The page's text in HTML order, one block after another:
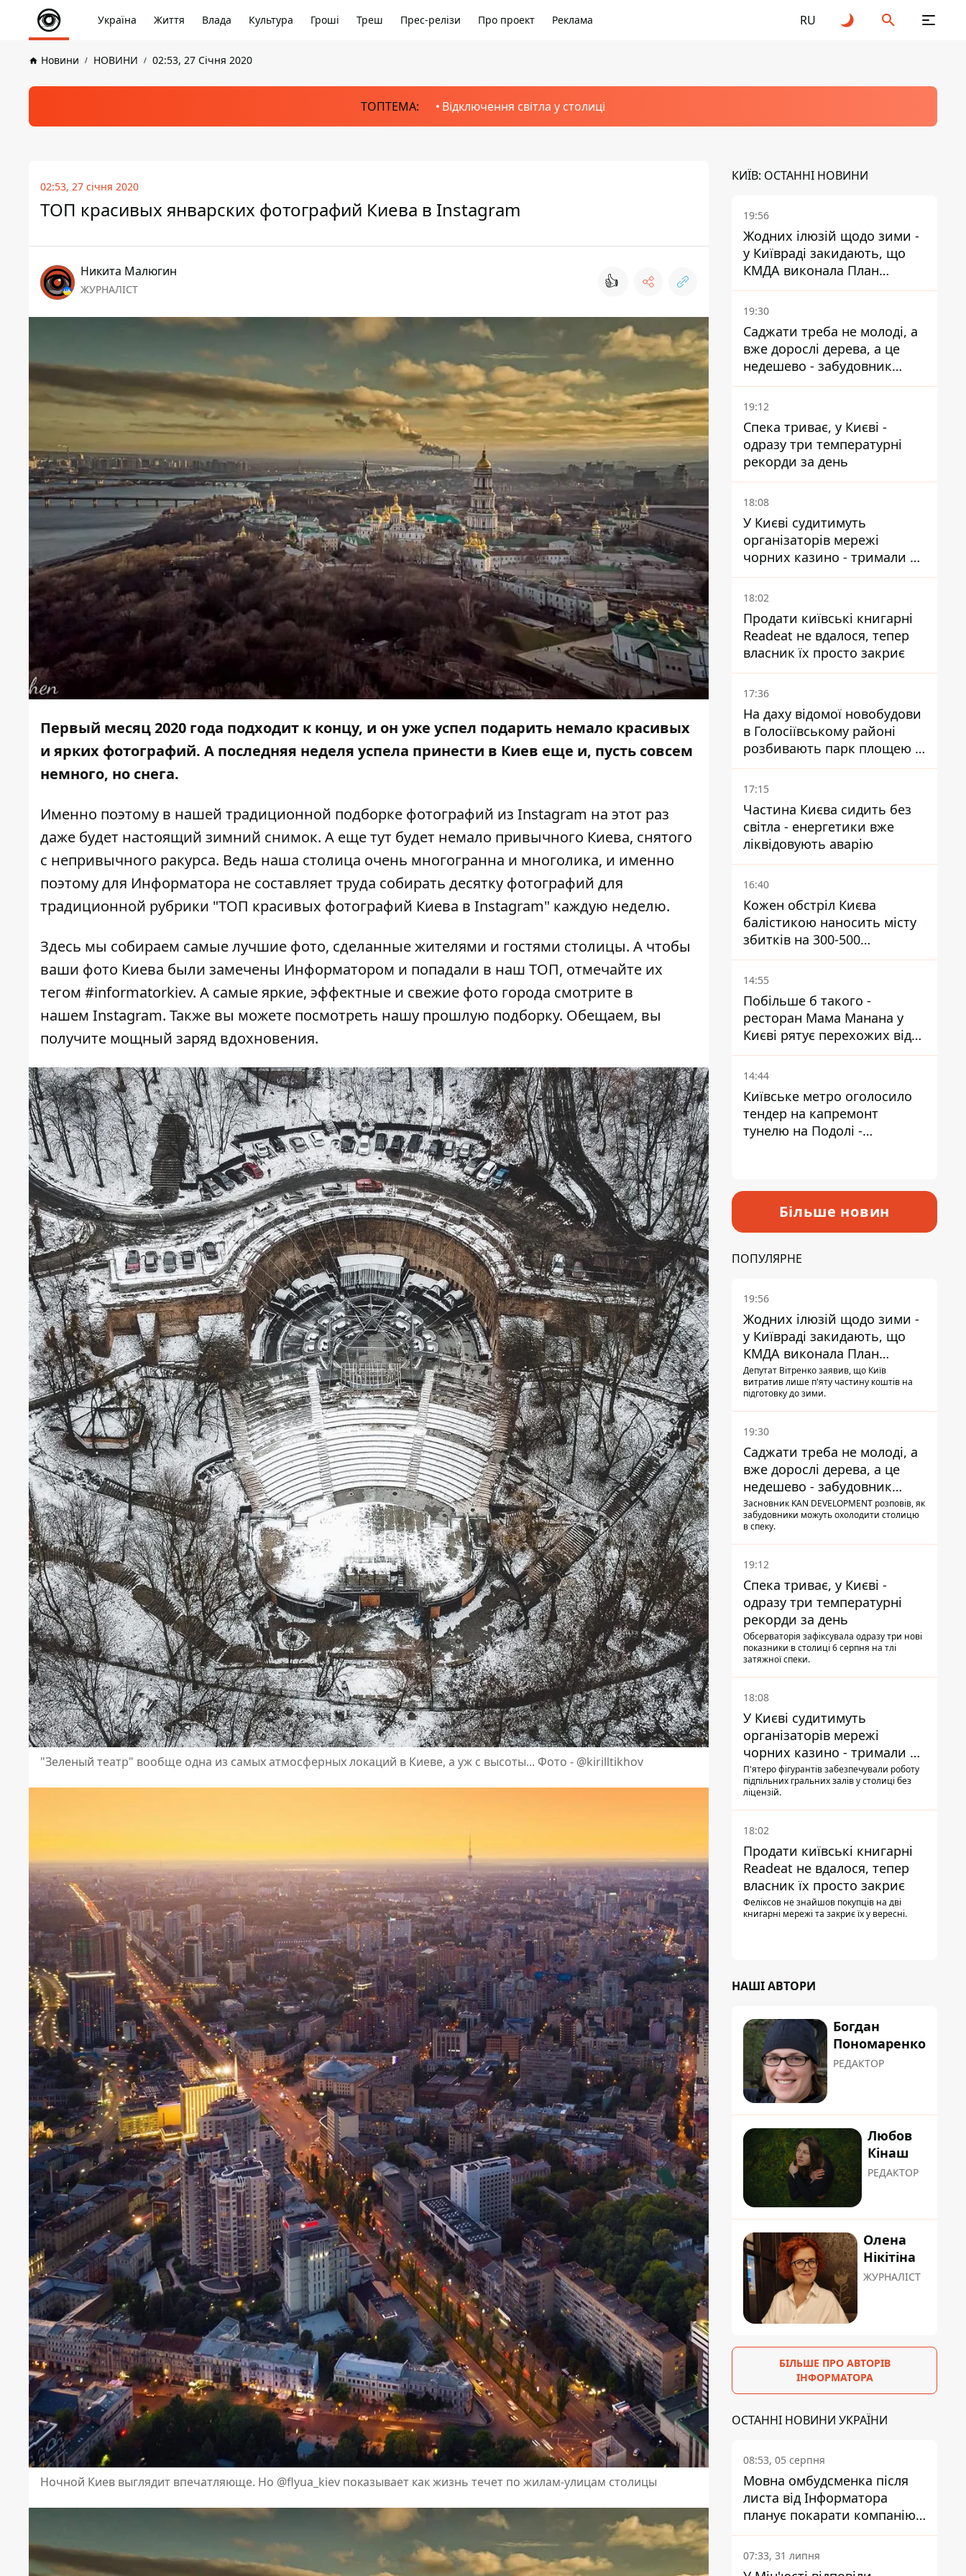
Україна Життя Влада Культура Гроші Треш Прес-релізи Про проект Реклама RU
Новини НОВИНИ 02:53, 27 Січня 2020
ТОПТЕМА: Відключення світла у столиці
02:53, 27 січня 2020
ТОП красивых январских фотографий Киева в Instagram
Никита Малюгин
ЖУРНАЛІСТ 👍
Первый месяц 2020 года подходит к концу, и он уже успел подарить немало красивых
и ярких фотографий. А последняя неделя успела принести в Киев еще и, пусть совсем
немного, но снега.
Именно поэтому в нашей традиционной подборке фотографий из Instagram на этот раз
даже будет настоящий зимний снимок. А еще тут будет немало привычного Киева, снятого
с непривычного ракурса. Ведь наша столица очень многогранна и многолика, и именно
поэтому для Информатора не составляет труда собирать десятку фотографий для
традиционной рубрики "ТОП красивых фотографий Киева в Instagram" каждую неделю.
Здесь мы собираем самые лучшие фото, сделанные жителями и гостями столицы. А чтобы
ваши фото Киева были замечены Информатором и попадали в наш ТОП, отмечайте их
тегом #informatorkiev. А самые яркие, эффектные и свежие фото города смотрите в
нашем Instagram. Также вы можете посмотреть нашу прошлую подборку. Обещаем, вы
получите мощный заряд вдохновения.
"Зеленый театр" вообще одна из самых атмосферных локаций в Киеве, а уж с высоты... Фото - @kirilltikhov
Ночной Киев выглядит впечатляюще. Но @flyua_kiev показывает как жизнь течет по жилам-улицам столицы
КИЇВ: ОСТАННІ НОВИНИ
19:56
Жодних ілюзій щодо зими -
у Київраді закидають, що
КМДА виконала План
стійкості на 20%
19:30
Саджати треба не молоді, а
вже дорослі дерева, а це
недешево - забудовник
Ніконов
19:12
Спека триває, у Києві -
одразу три температурні
рекорди за день
18:08
У Києві судитимуть
організаторів мережі
чорних казино - тримали 39
закладів
18:02
Продати київські книгарні
Readeat не вдалося, тепер
власник їх просто закриє
17:36
На даху відомої новобудови
в Голосіївському районі
розбивають парк площею в
гектар
17:15
Частина Києва сидить без
світла - енергетики вже
ліквідовують аварію
16:40
Кожен обстріл Києва
балістикою наносить місту
збитків на 300-500
мільйонів - Петро
Пантелеєв
14:55
Побільше б такого -
ресторан Мама Манана у
Києві рятує перехожих від
спеки
14:44
Київське метро оголосило
тендер на капремонт
тунелю на Подолі -
Більше новин
ПОПУЛЯРНЕ
19:56
Жодних ілюзій щодо зими -
у Київраді закидають, що
КМДА виконала План
стійкості на 20%
Депутат Вітренко заявив, що Київ
витратив лише п'яту частину коштів на
підготовку до зими.
19:30
Саджати треба не молоді, а
вже дорослі дерева, а це
недешево - забудовник
Ніконов
Засновник KAN DEVELOPMENT розповів, як
забудовники можуть охолодити столицю
в спеку.
19:12
Спека триває, у Києві -
одразу три температурні
рекорди за день
Обсерваторія зафіксувала одразу три нові
показники в столиці 6 серпня на тлі
затяжної спеки.
18:08
У Києві судитимуть
організаторів мережі
чорних казино - тримали 39
закладів
П'ятеро фігурантів забезпечували роботу
підпільних гральних залів у столиці без
ліцензій.
18:02
Продати київські книгарні
Readeat не вдалося, тепер
власник їх просто закриє
Феліксов не знайшов покупців на дві
книгарні мережі та закриє їх у вересні.
НАШІ АВТОРИ
Богдан
Пономаренко
РЕДАКТОР
Любов
Кінаш
РЕДАКТОР
Олена
Нікітіна
ЖУРНАЛІСТ
БІЛЬШЕ ПРО АВТОРІВ
ІНФОРМАТОРА
ОСТАННІ НОВИНИ УКРАЇНИ
08:53, 05 серпня
Мовна омбудсменка після
листа від Інформатора
планує покарати компанію-
підрядника ПриватБанку
07:33, 31 липня